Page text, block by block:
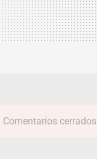
Comentarios cerrados